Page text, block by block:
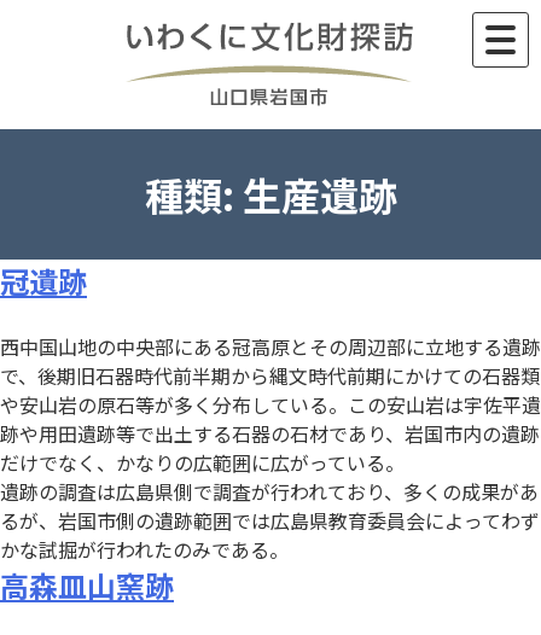
種類: 生産遺跡
冠遺跡
西中国山地の中央部にある冠高原とその周辺部に立地する遺跡
で、後期旧石器時代前半期から縄文時代前期にかけての石器類
や安山岩の原石等が多く分布している。この安山岩は宇佐平遺
跡や用田遺跡等で出土する石器の石材であり、岩国市内の遺跡
だけでなく、かなりの広範囲に広がっている。
遺跡の調査は広島県側で調査が行われており、多くの成果があ
るが、岩国市側の遺跡範囲では広島県教育委員会によってわず
かな試掘が行われたのみである。
高森皿山窯跡